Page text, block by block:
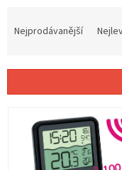
í
Nejprodávanější